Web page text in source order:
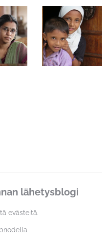
lähetysblogi
evästeitä.